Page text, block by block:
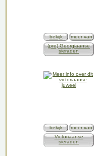
bekijk
meer van
(pre) Georgiaanse
sieraden
bekijk
meer van
Victoriaanse
sieraden